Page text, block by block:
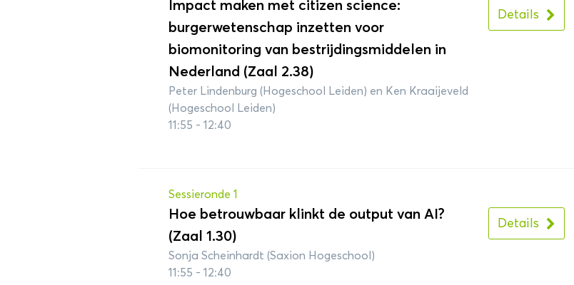
Impact maken met citizen science:
burgerwetenschap inzetten voor
biomonitoring van bestrijdingsmiddelen in
Nederland (Zaal 2.38)
Peter Lindenburg (Hogeschool Leiden) en Ken Kraaijeveld
(Hogeschool Leiden)
11:55 - 12:40
Details
Sessieronde 1
Hoe betrouwbaar klinkt de output van AI?
(Zaal 1.30)
Sonja Scheinhardt (Saxion Hogeschool)
11:55 - 12:40
Details